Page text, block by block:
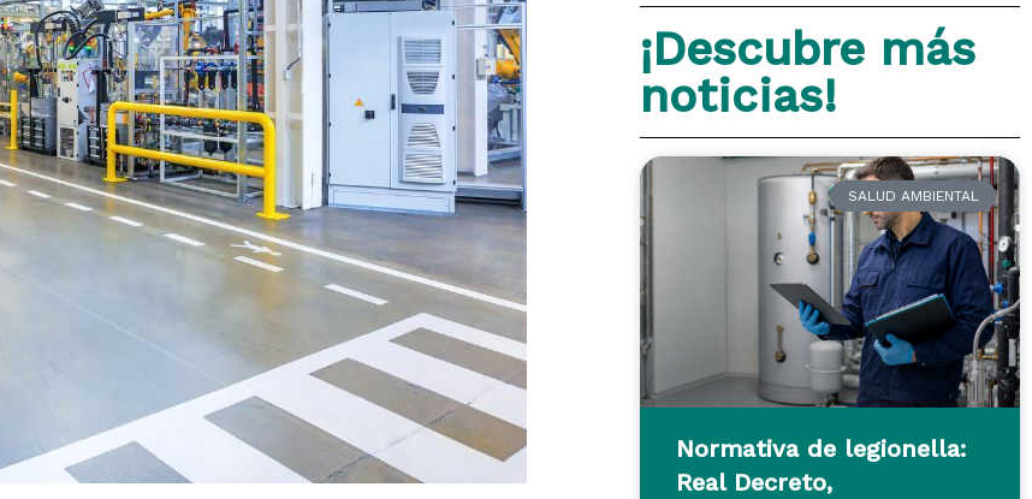
¡Descubre más
noticias!
SALUD AMBIENTAL
Normativa de legionella:
Real Decreto,